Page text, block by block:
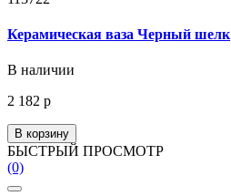
Керамическая ваза Черный шелк
В наличии
2 182 р
В корзину
БЫСТРЫЙ ПРОСМОТР
(0)